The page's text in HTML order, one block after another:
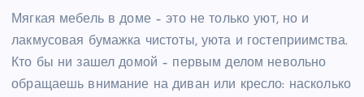
Мягкая мебель в доме – это не только уют, но и
лакмусовая бумажка чистоты, уюта и гостеприимства.
Кто бы ни зашел домой – первым делом невольно
обращаешь внимание на диван или кресло: насколько